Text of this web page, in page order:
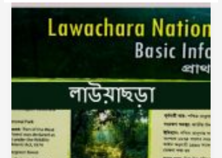
Lawachara